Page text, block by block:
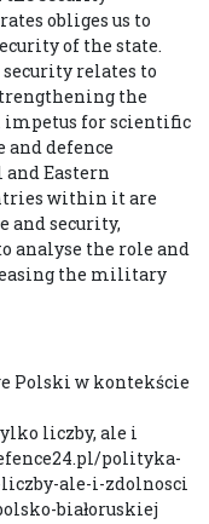
obliges us to
of the state.
relates to
the
impetus for scientific
defence
and Eastern
within it are
and security,
analyse the role and
the military
Polski w kontekście
liczby, ale i
polityka-
ale-i-zdolnosci
białoruskiej